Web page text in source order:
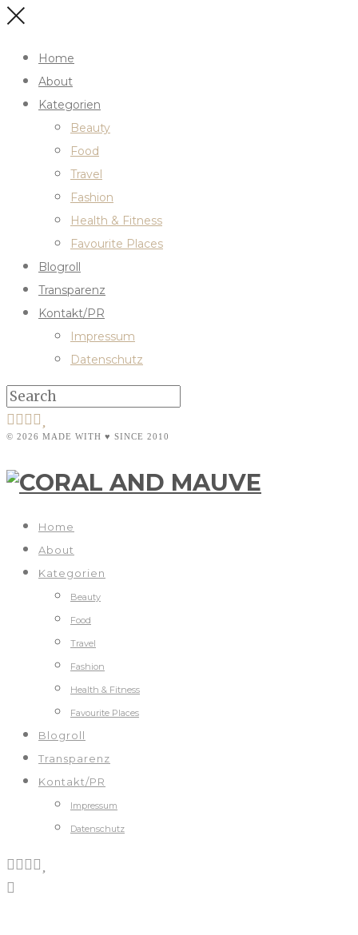
Home
About
Kategorien
Beauty
Food
Travel
Fashion
Health & Fitness
Favourite Places
Blogroll
Transparenz
Kontakt/PR
Impressum
Datenschutz
© 2026 MADE WITH ♥ SINCE 2010
Home
About
Kategorien
Beauty
Food
Travel
Fashion
Health & Fitness
Favourite Places
Blogroll
Transparenz
Kontakt/PR
Impressum
Datenschutz